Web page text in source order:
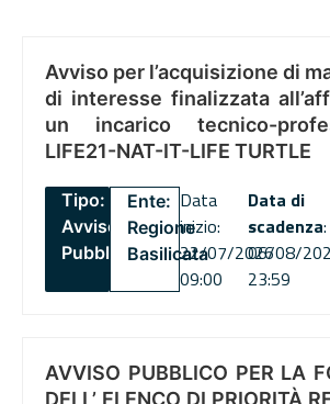
Avviso per l’acquisizione di
di interesse finalizzata
un incarico tecnico-
LIFE21-NAT-IT-LIFE TURTLE
Tipo:
Avviso
Pubblico
Ente:
Regione
Basilicata
Data
inizio:
22/07/2026
09:00
Data di
scadenza:
06/08/
23:59
AVVISO PUBBLICO PER LA
DELL’ ELENCO DI PRIORITÀ